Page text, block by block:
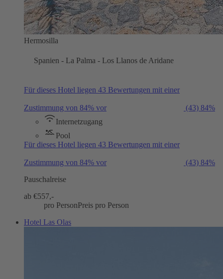
Hermosilla
Spanien - La Palma - Los Llanos de Aridane
Für dieses Hotel liegen 43 Bewertungen mit einer
Zustimmung von 84% vor (43) 84%
Internetzugang
Pool
Für dieses Hotel liegen 43 Bewertungen mit einer
Zustimmung von 84% vor (43) 84%
Pauschalreise
ab €557,-
pro PersonPreis pro Person
Hotel Las Olas